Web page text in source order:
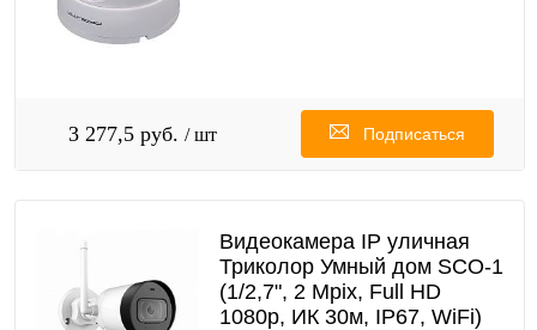
3 277,5 руб. / шт Подписаться
Видеокамера IP уличная
Триколор Умный дом SCO-1
(1/2,7", 2 Mpix, Full HD
1080p, ИК 30м, IP67, WiFi)